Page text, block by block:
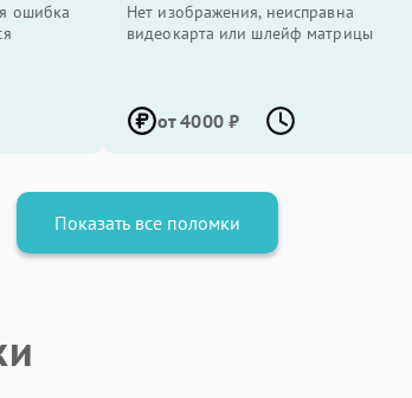
ошибка
Нет изображения, неисправна
видеокарта или шлейф матрицы
от 4000 ₽
Показать все поломки